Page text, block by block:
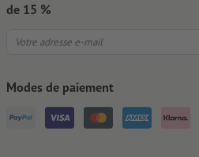
de 15 %
Modes de paiement